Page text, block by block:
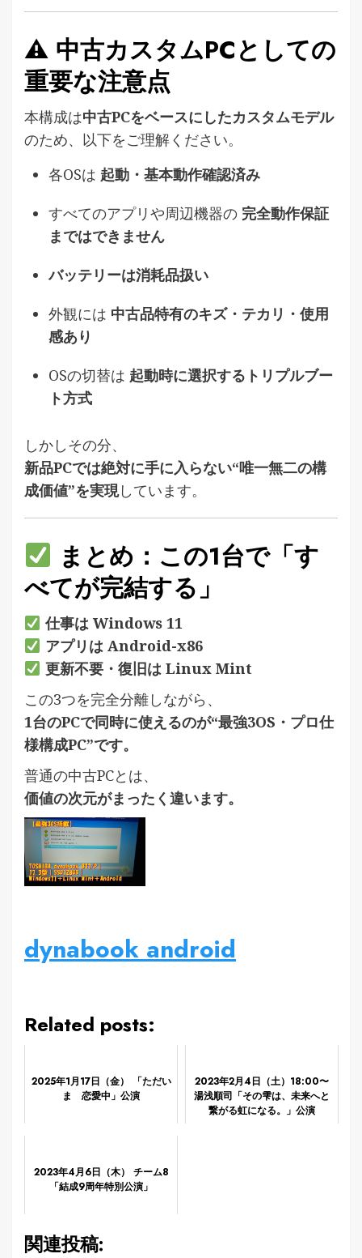
⚠ 中古カスタムPCとしての
重要な注意点
本構成は中古PCをベースにしたカスタムモデル
のため、以下をご理解ください。
各OSは 起動・基本動作確認済み
すべてのアプリや周辺機器の 完全動作保証
まではできません
バッテリーは消耗品扱い
外観には 中古品特有のキズ・テカリ・使用
感あり
OSの切替は 起動時に選択するトリプルブー
ト方式
しかしその分、
新品PCでは絶対に手に入らない“唯一無二の構
成価値”を実現しています。
まとめ：この1台で「す
べてが完結する」
仕事は Windows 11
アプリは Android-x86
更新不要・復旧は Linux Mint
この3つを完全分離しながら、
1台のPCで同時に使えるのが“最強3OS・プロ仕
様構成PC”です。
普通の中古PCとは、
価値の次元がまったく違います。
dynabook android
Related posts:
2025年1月17日（金） 「ただい
ま 恋愛中」公演
2023年2月4日（土）18:00〜
湯浅順司「その雫は、未来へと
繋がる虹になる。」公演
2023年4月6日（木） チーム8
「結成9周年特別公演」
関連投稿: